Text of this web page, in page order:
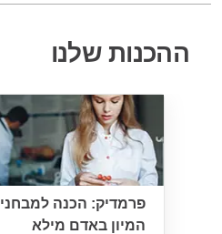
ההכנות שלנו
פרמדיק: הכנה למבחני
המיון באדם מילא